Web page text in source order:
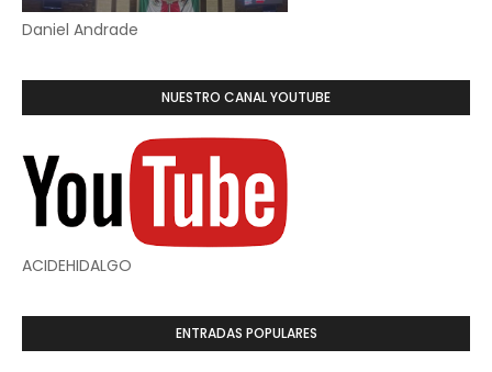
Daniel Andrade
NUESTRO CANAL YOUTUBE
ACIDEHIDALGO
ENTRADAS POPULARES